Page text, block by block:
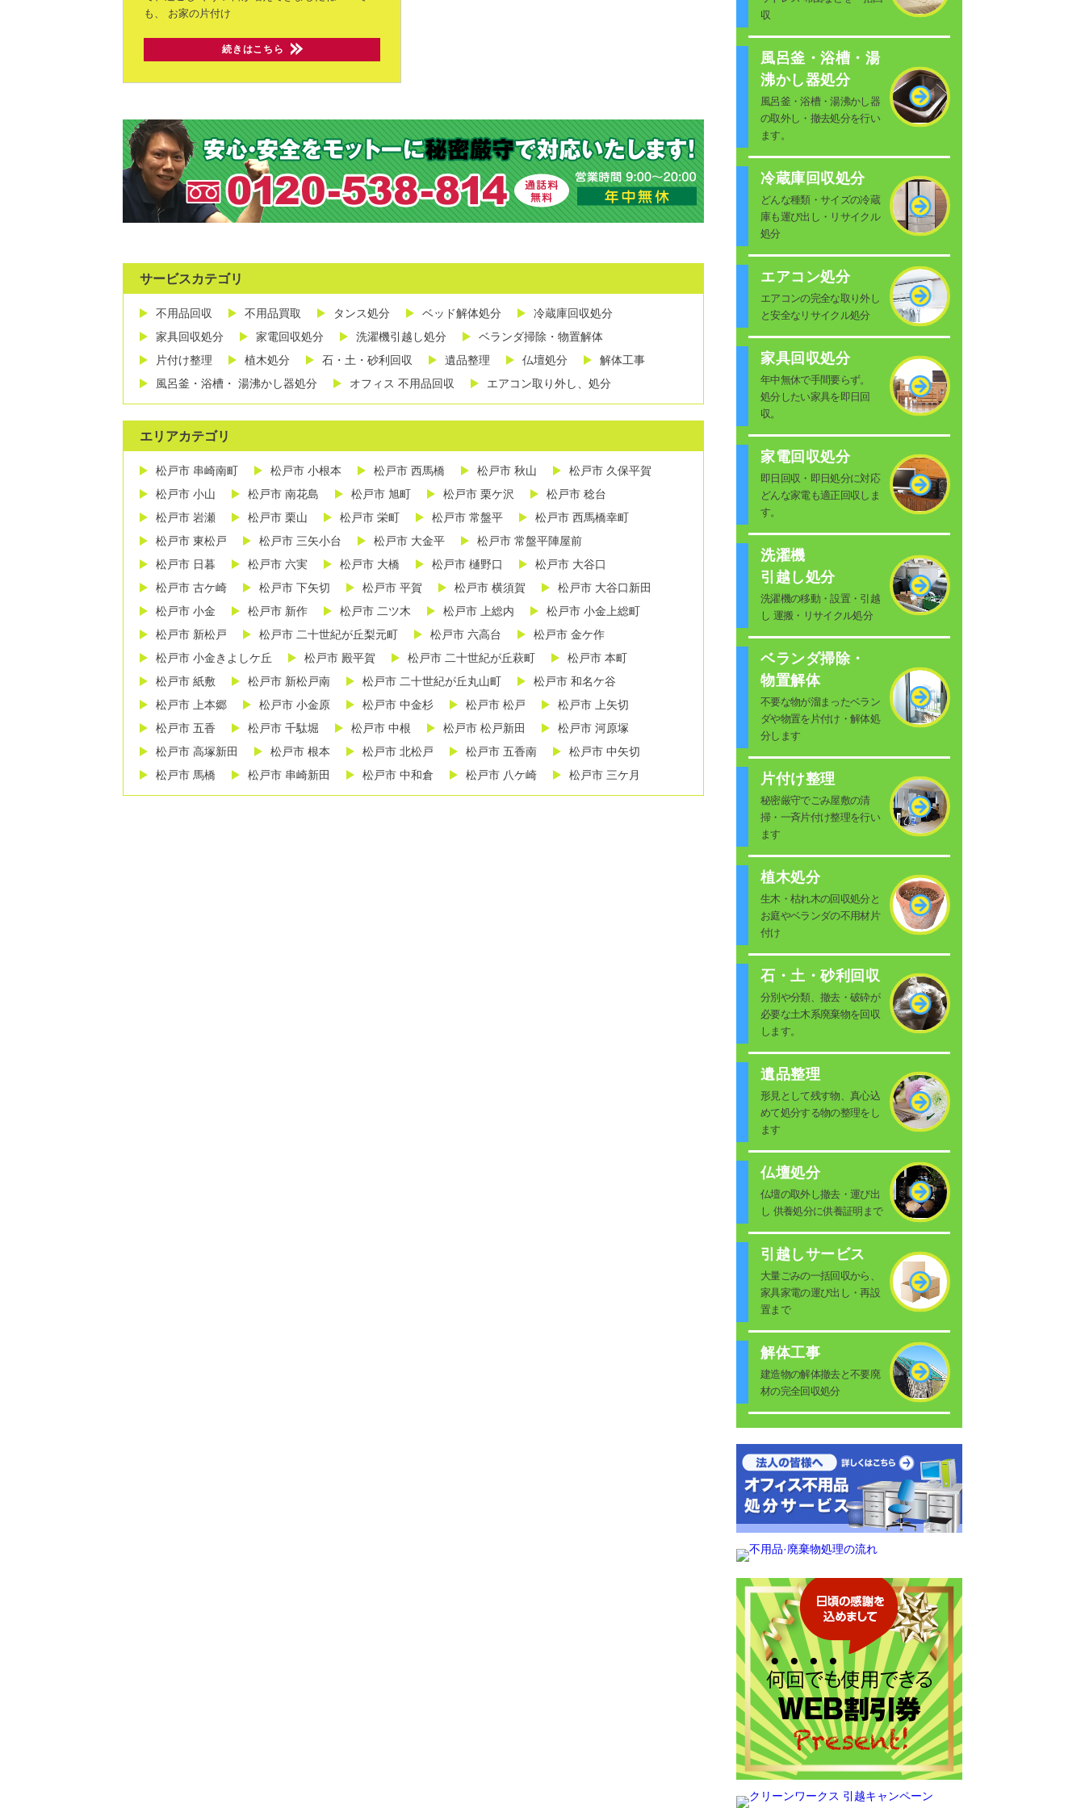
も、
お家の片付け
続きはこちら
サービスカテゴリ
不用品回収 不用品買取 タンス処分 ベッド解体処分
冷蔵庫回収処分
家具回収処分
家電回収処分 洗濯機引越し処分
ベランダ掃除・物置解体
片付け整理
植木処分 石・土・砂利回収 遺品整理 仏壇処分
解体工事
風呂釜・浴槽・ 湯沸かし器処分
オフィス 不用品回収 エアコン取り外し、処分
エリアカテゴリ
松戸市 串崎南町 松戸市 小根本 松戸市 西馬橋 松戸市 秋山
松戸市 久保平賀
松戸市 小山
松戸市 南花島 松戸市 旭町 松戸市 栗ケ沢
松戸市 稔台
松戸市 岩瀬
松戸市 栗山 松戸市 栄町 松戸市 常盤平
松戸市 西馬橋幸町
松戸市 東松戸
松戸市 三矢小台 松戸市 大金平
松戸市 常盤平陣屋前
松戸市 日暮
松戸市 六実 松戸市 大橋 松戸市 樋野口
松戸市 大谷口
松戸市 古ケ崎
松戸市 下矢切 松戸市 平賀 松戸市 横須賀
松戸市 大谷口新田
松戸市 小金
松戸市 新作 松戸市 二ツ木 松戸市 上総内
松戸市 小金上総町
松戸市 新松戸
松戸市 二十世紀が丘梨元町 松戸市 六高台
松戸市 金ケ作
松戸市 小金きよしケ丘
松戸市 殿平賀 松戸市 二十世紀が丘萩町
松戸市 本町
松戸市 紙敷
松戸市 新松戸南 松戸市 二十世紀が丘丸山町
松戸市 和名ケ谷
松戸市 上本郷
松戸市 小金原 松戸市 中金杉 松戸市 松戸
松戸市 上矢切
松戸市 五香
松戸市 千駄堀 松戸市 中根 松戸市 松戸新田
松戸市 河原塚
松戸市 高塚新田
松戸市 根本 松戸市 北松戸 松戸市 五香南
松戸市 中矢切
松戸市 馬橋
松戸市 串崎新田 松戸市 中和倉 松戸市 八ケ崎 松戸市 三ケ月
収
風呂釜・浴槽・湯
沸かし器処分
風呂釜・浴槽・湯沸かし器
の取外し・撤去処分を行い
ます。
冷蔵庫回収処分
どんな種類・サイズの冷蔵
庫も運び出し・リサイクル
処分
エアコン処分
エアコンの完全な取り外し
と安全なリサイクル処分
家具回収処分
年中無休で手間要らず。
処分したい家具を即日回
収。
家電回収処分
即日回収・即日処分に対応
どんな家電も適正回収しま
す。
洗濯機
引越し処分
洗濯機の移動・設置・引越
し 運搬・リサイクル処分
ベランダ掃除・
物置解体
不要な物が溜まったベラン
ダや物置を片付け・解体処
分します
片付け整理
秘密厳守でごみ屋敷の清
掃・一斉片付け整理を行い
ます
植木処分
生木・枯れ木の回収処分と
お庭やベランダの不用材片
付け
石・土・砂利回収
分別や分類、撤去・破砕が
必要な土木系廃棄物を回収
します。
遺品整理
形見として残す物、真心込
めて処分する物の整理をし
ます
仏壇処分
仏壇の取外し撤去・運び出
し 供養処分に供養証明まで
引越しサービス
大量ごみの一括回収から、
家具家電の運び出し・再設
置まで
解体工事
建造物の解体撤去と不要廃
材の完全回収処分